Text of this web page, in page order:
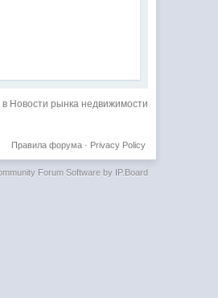
Новости рынка недвижимости
Privacy Policy
Правила форума·
Forum Software by IP.Board